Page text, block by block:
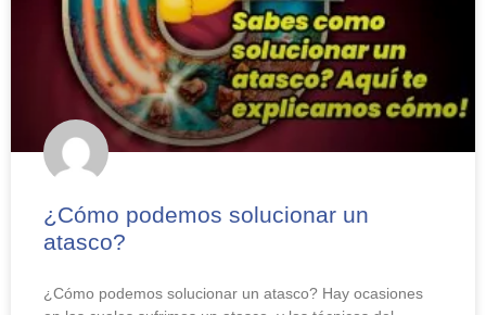
¿Cómo podemos solucionar un
atasco?
¿Cómo podemos solucionar un atasco? Hay ocasiones